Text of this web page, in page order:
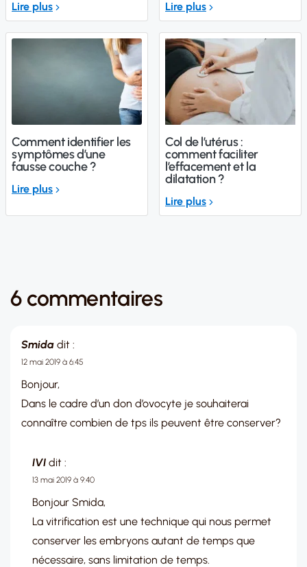
Lire plus Lire plus
Comment identifier les
symptômes d’une
fausse couche ?
Lire plus
Col de l’utérus :
comment faciliter
l’effacement et la
dilatation ?
Lire plus
6 commentaires
Smida dit :
12 mai 2019 à 6:45
Bonjour,
Dans le cadre d’un don d’ovocyte je souhaiterai
connaître combien de tps ils peuvent être conserver?
IVI dit :
13 mai 2019 à 9:40
Bonjour Smida,
La vitrification est une technique qui nous permet
conserver les embryons autant de temps que
nécessaire, sans limitation de temps.